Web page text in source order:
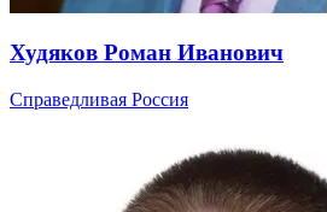
Худяков Роман Иванович
Справедливая Россия